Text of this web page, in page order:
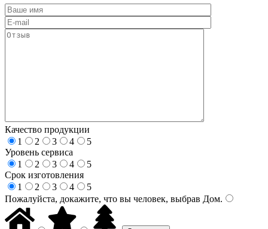
Качество продукции
1
2 3 4
5
Уровень сервиса
1
2 3 4
5
Срок изготовления
1
2 3 4
5
Пожалуйста, докажите, что вы человек, выбрав Дом.